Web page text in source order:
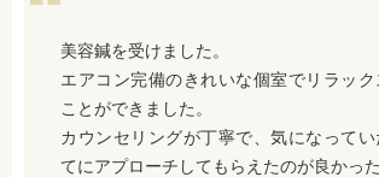
美容鍼を受けました。
エアコン完備のきれいな個室でリラッ
ことができました。
カウンセリングが丁寧で、気になって
てにアプローチしてもらえたのが良かった